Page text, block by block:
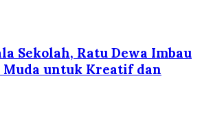
Sekolah, Ratu Dewa Imbau
Muda untuk Kreatif dan